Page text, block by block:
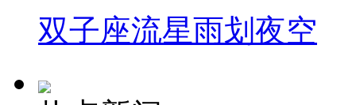
双子座流星雨划夜空